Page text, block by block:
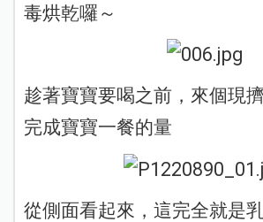
毒烘乾囉～
趁著寶寶要喝之前，來個現
完成寶寶一餐的量
從側面看起來，這完全就是